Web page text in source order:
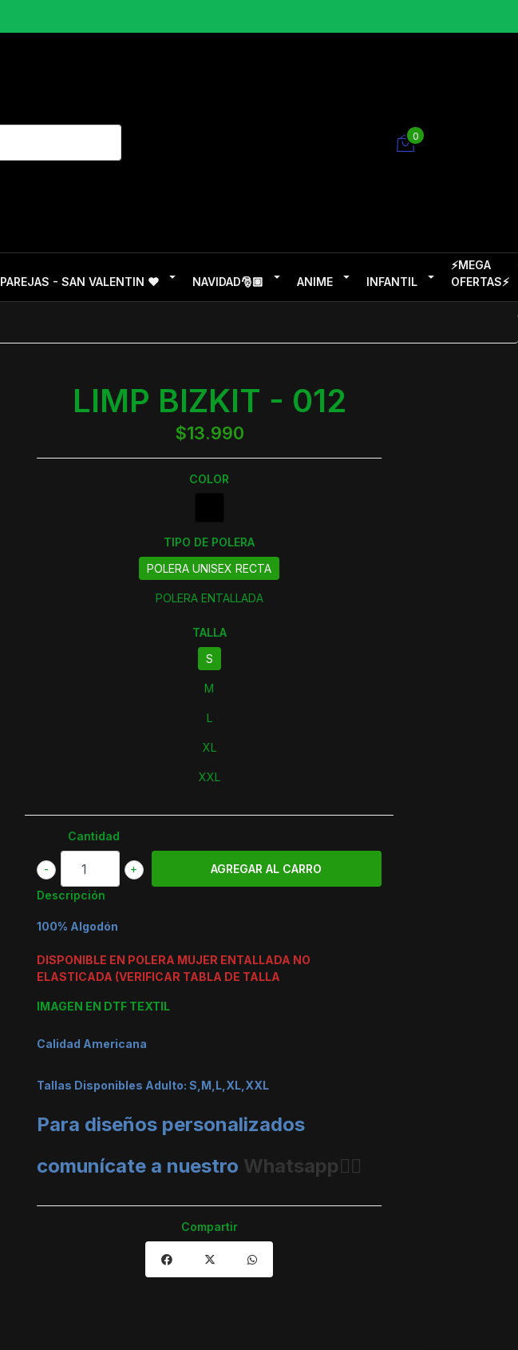
0
PAREJAS - SAN VALENTIN ❤ NAVIDAD🎅🏽 ANIME INFANTIL
⚡MEGA
OFERTAS⚡
LIMP BIZKIT - 012
$13.990
COLOR
TIPO DE POLERA
POLERA UNISEX RECTA
POLERA ENTALLADA
TALLA
S
M
L
XL
XXL
Cantidad
+
-
Descripción
100% Algodón
DISPONIBLE EN POLERA MUJER ENTALLADA NO
ELASTICADA (VERIFICAR TABLA DE TALLA
IMAGEN EN DTF TEXTIL
Calidad Americana
Tallas Disponibles Adulto: S,M,L,XL,XXL
Para diseños personalizados
comunícate a nuestro Whatsapp👈🏼
Compartir